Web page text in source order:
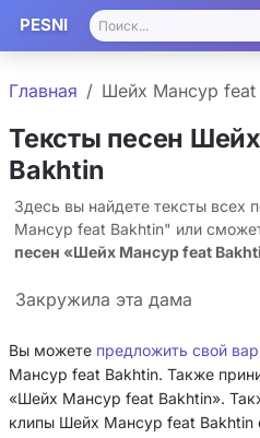
PESNI
Главная Шейх Мансур feat
Тексты песен
Bakhtin
Здесь вы найдете тексты всех
Мансур feat Bakhtin" или
песен «Шейх Мансур feat
Закружила эта дама
Вы можете предложить свой
Мансур feat Bakhtin. Также
«Шейх Мансур feat Bakhtin».
клипы Шейх Мансур feat Bakhtin